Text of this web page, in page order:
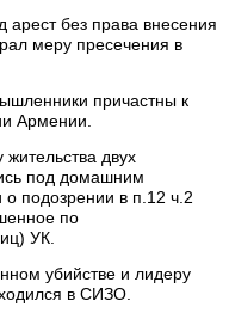
арест без права внесения
меру пресечения в
причастны к
Армении.
жительства двух
под домашним
подозрении в п.12 ч.2
по
УК.
убийстве и лидеру
в СИЗО.